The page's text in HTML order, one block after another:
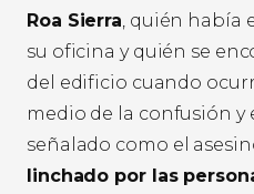
Roa Sierra, quién había
su oficina y quién se
del edificio cuando
medio de la confusión y
señalado como el
linchado por las